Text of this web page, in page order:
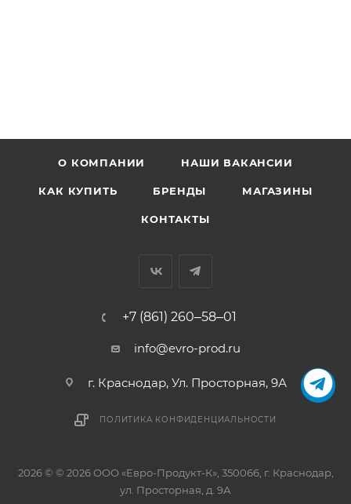
О КОМПАНИИ НАШИ ВАКАНСИИ
КАК КУПИТЬ БРЕНДЫ МАГАЗИНЫ
КОНТАКТЫ
+7 (861) 260‒58‒01
info@evro-prod.ru
г. Краснодар, ​Ул. Просторная, 9А
ПОЛИТИКА КОНФИДЕНЦИАЛЬНОСТИ
2026 © © 2026 ООО «Евро-Продукт-К», 350066, г. Краснодар,
ул. Просторная, д. 9А